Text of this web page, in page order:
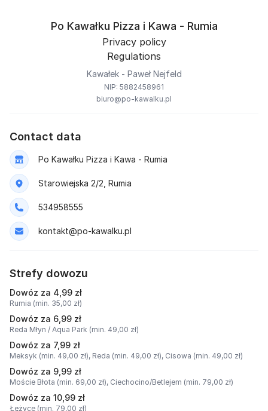
Po Kawałku Pizza i Kawa - Rumia
Privacy policy
Regulations
Kawałek - Paweł Nejfeld
NIP: 5882458961
biuro@po-kawalku.pl
Contact data
Po Kawałku Pizza i Kawa - Rumia
Starowiejska 2/2, Rumia
534958555
kontakt@po-kawalku.pl
Strefy dowozu
Dowóz za 4,99 zł
Rumia (min. 35,00 zł)
Dowóz za 6,99 zł
Reda Młyn / Aqua Park (min. 49,00 zł)
Dowóz za 7,99 zł
Meksyk (min. 49,00 zł), Reda (min. 49,00 zł), Cisowa (min. 49,00 zł)
Dowóz za 9,99 zł
Moście Błota (min. 69,00 zł), Ciechocino/Betlejem (min. 79,00 zł)
Dowóz za 10,99 zł
Łężyce (min. 79,00 zł)